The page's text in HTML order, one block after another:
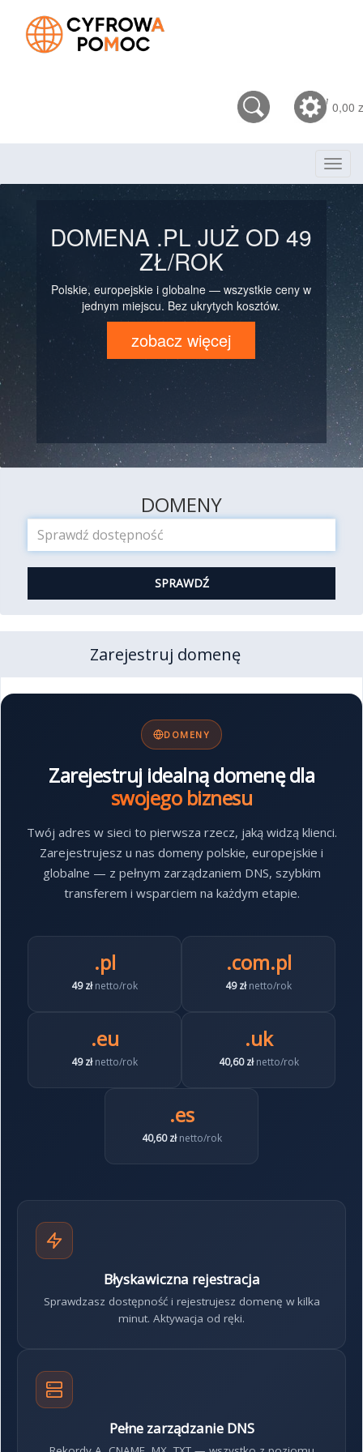
0,00
DOMENA .PL JUŻ OD 49
ZŁ/ROK
Polskie, europejskie i globalne — wszystkie ceny w
jednym miejscu. Bez ukrytych kosztów.
zobacz więcej
DOMENY
SPRAWDŹ
Zarejestruj domenę
DOMENY
Zarejestruj idealną domenę dla
swojego biznesu
Twój adres w sieci to pierwsza rzecz, jaką widzą klienci.
Zarejestrujesz u nas domeny polskie, europejskie i
globalne — z pełnym zarządzaniem DNS, szybkim
transferem i wsparciem na każdym etapie.
.pl
49 złnetto/rok
.com.pl
49 złnetto/rok
.eu
49 złnetto/rok
.uk
40,60 złnetto/rok
.es
40,60 złnetto/rok
Błyskawiczna rejestracja
Sprawdzasz dostępność i rejestrujesz domenę w kilka
minut. Aktywacja od ręki.
Pełne zarządzanie DNS